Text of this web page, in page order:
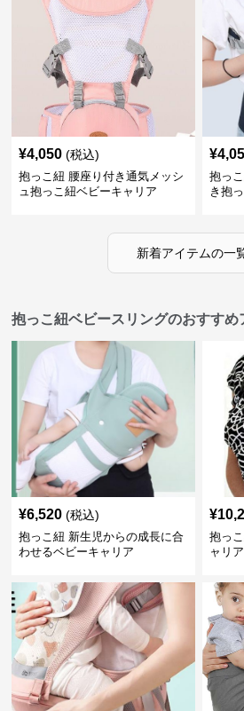
¥4,050 (税込)
抱っこ紐 腰座り付き通気メッシ
ュ抱っこ紐ベビーキャリア
¥
抱っ
き抱
新着アイテムの一
抱っこ紐ベビースリングのおすすめ
¥6,520 (税込)
抱っこ紐 新生児からの成長に合
わせるベビーキャリア
¥
抱っ
ャリア